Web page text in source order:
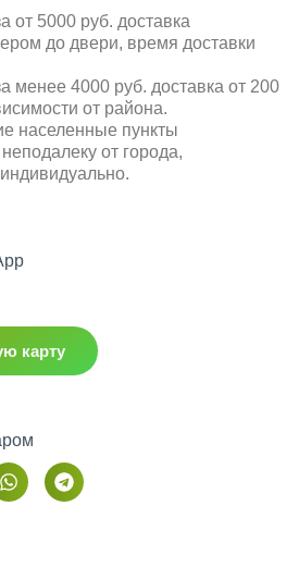
от 5000 руб. доставка
до двери, время доставки
менее 4000 руб. доставка от 200
от района.
населенные пункты
от города,
карту